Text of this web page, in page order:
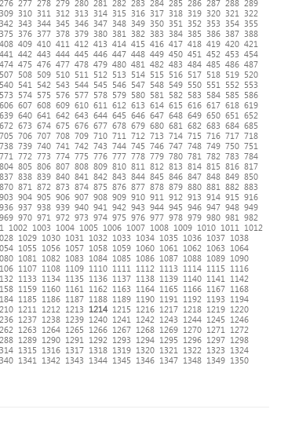
276 277 278 279 280 281 282 283 284 285 286 287 288 289
309 310 311 312 313 314 315 316 317 318 319 320 321
322
342 343 344 345 346 347 348 349 350 351 352 353 354 355
375 376 377 378 379 380 381 382 383 384 385 386 387 388
408 409 410 411 412 413 414 415 416 417 418 419 420 421
441 442 443 444 445 446 447 448 449 450 451 452 453 454
474 475 476 477 478 479 480 481 482 483 484 485 486 487
507 508 509 510 511 512 513 514 515 516 517 518 519 520
540 541 542 543 544 545 546 547 548 549 550 551 552
553
573 574 575 576 577 578 579 580 581 582 583 584 585
586
606 607 608 609 610 611 612 613 614 615 616 617 618 619
639 640 641 642 643 644 645 646 647 648 649 650 651
652
672 673 674 675 676 677 678 679 680 681 682 683 684 685
705 706 707 708 709 710 711 712 713 714 715 716 717 718
738 739 740 741 742 743 744 745 746 747 748 749 750 751
771 772 773 774 775 776 777 778 779 780 781 782 783 784
804 805 806 807 808 809 810 811 812 813 814 815 816 817
837 838 839 840 841 842 843 844 845 846 847 848 849 850
870 871 872 873 874 875 876 877 878 879 880 881 882 883
903 904 905 906 907 908 909 910 911 912 913 914 915 916
936 937 938 939 940 941 942 943 944 945 946 947 948 949
969 970 971 972 973 974 975 976 977 978 979 980 981
982
1002 1003 1004 1005 1006 1007 1008 1009 1010 1011
1012
1029 1030 1031 1032 1033 1034 1035 1036 1037 1038
1055 1056 1057 1058 1059 1060 1061 1062 1063
1064
1081 1082 1083 1084 1085 1086 1087 1088 1089 1090
1107 1108 1109 1110 1111 1112 1113 1114 1115
1116
1133 1134 1135 1136 1137 1138 1139 1140 1141
1142
1159 1160 1161 1162 1163 1164 1165 1166 1167 1168
1185 1186 1187 1188 1189 1190 1191 1192 1193
1194
1211 1212 1213 1214 1215 1216 1217 1218 1219 1220
1237 1238 1239 1240 1241 1242 1243 1244 1245
1246
1263 1264 1265 1266 1267 1268 1269 1270 1271
1272
1289 1290 1291 1292 1293 1294 1295 1296 1297 1298
1315 1316 1317 1318 1319 1320 1321 1322 1323
1324
1341 1342 1343 1344 1345 1346 1347 1348 1349 1350